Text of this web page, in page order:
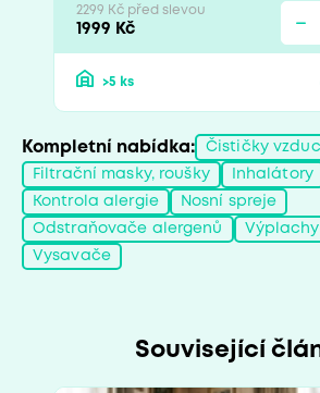
2299 Kč před slevou
1999 Kč
>5 ks
Kompletní nabídka: Čističky
Filtrační masky, roušky Inhalátory
Kontrola alergie Nosní spreje
Odstraňovače alergenů Výplachy
Vysavače
Související